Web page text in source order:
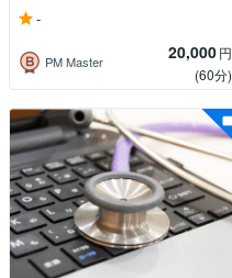
-
PM Master 20,000円
(60分)